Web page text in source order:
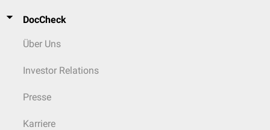
DocCheck
Über Uns
Investor Relations
Presse
Karriere